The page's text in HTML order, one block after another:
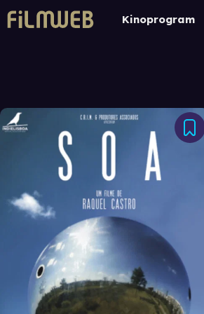
Kinoprogram